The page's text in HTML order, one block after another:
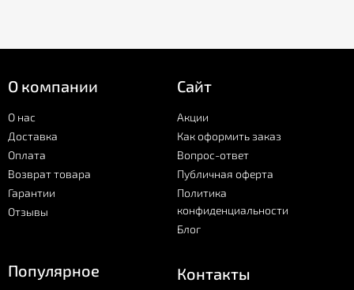
О компании
О нас
Доставка
Оплата
Возврат товара
Гарантии
Отзывы
Сайт
Акции
Как оформить заказ
Вопрос-ответ
Публичная оферта
Политика
конфиденциальности
Блог
Популярное Контакты